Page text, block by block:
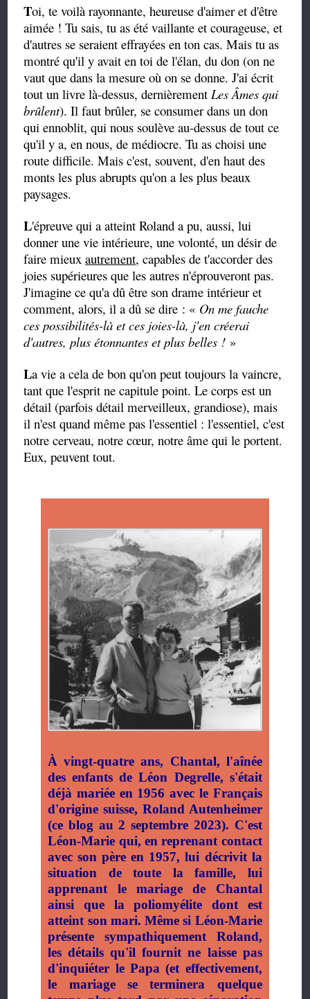
Toi, te voilà rayonnante, heureuse d'aimer et d'être
aimée ! Tu sais, tu as été vaillante et courageuse, et
d'autres se seraient effrayées en ton cas. Mais tu as
montré qu'il y avait en toi de l'élan, du don (on ne
vaut que dans la mesure où on se donne. J'ai écrit
tout un livre là-dessus, dernièrement Les Âmes qui
brûlent). Il faut brûler, se consumer dans un don
qui ennoblit, qui nous soulève au-dessus de tout ce
qu'il y a, en nous, de médiocre. Tu as choisi une
route difficile. Mais c'est, souvent, d'en haut des
monts les plus abrupts qu'on a les plus beaux
paysages.
L'épreuve qui a atteint Roland a pu, aussi, lui
donner une vie intérieure, une volonté, un désir de
faire mieuxautrement, capables de t'accorder des
joies supérieures que les autres n'éprouveront pas.
J'imagine ce qu'a dû être son drame intérieur et
comment, alors, il a dû se dire : « On me fauche
ces possibilités-là et ces joies-là, j'en créerai
d'autres, plus étonnantes et plus belles ! »
La vie a cela de bon qu'on peut toujours la vaincre,
tant que l'esprit ne capitule point. Le corps est un
détail (parfois détail merveilleux, grandiose), mais
il n'est quand même pas l'essentiel : l'essentiel, c'est
notre cerveau, notre cœur, notre âme qui le portent.
Eux, peuvent tout.
À vingt-quatre ans, Chantal, l'aînée
des enfants de Léon Degrelle, s'était
déjà mariée en 1956 avec le Français
d'origine suisse, Roland Autenheimer
(ce blog au 2 septembre 2023). C'est
Léon-Marie qui, en reprenant contact
avec son père en 1957, lui décrivit la
situation de toute la famille, lui
apprenant le mariage de Chantal
ainsi que la poliomyélite dont est
atteint son mari. Même si Léon-Marie
présente sympathiquement Roland,
les détails qu'il fournit ne laisse pas
d'inquiéter le Papa (et effectivement,
le mariage se terminera quelque